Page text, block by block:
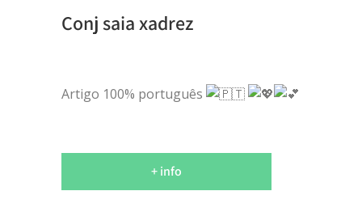
Conj saia xadrez
Artigo 100% português
+ info